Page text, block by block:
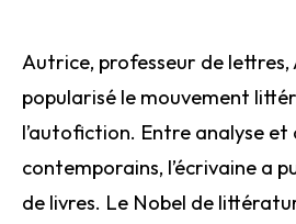
Autrice, professeur de lettres,
popularisé le mouvement
l’autofiction. Entre analyse et
contemporains, l’écrivaine a
de livres. Le Nobel de